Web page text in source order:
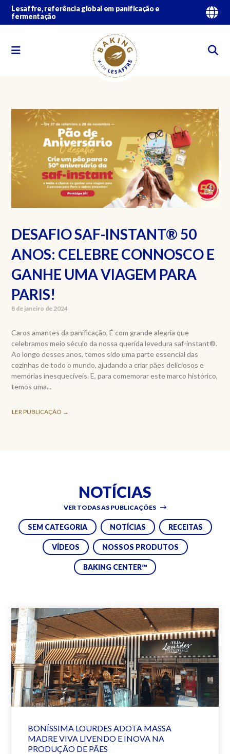
Lesaffre, referência global em panificação e
fermentação
DESAFIO SAF-INSTANT® 50
ANOS: CELEBRE CONNOSCO E
GANHE UMA VIAGEM PARA
PARIS!
8 de janeiro de 2024
Caros amantes da panificação, É com grande alegria que
celebramos meio século da nossa querida levedura saf-instant®.
Ao longo desses anos, temos sido uma parte essencial das
cozinhas de todo o mundo, ajudando a criar pães deliciosos e
memórias inesquecíveis. E, para comemorar este marco histórico,
temos uma...
LER PUBLICAÇÃO →
NOTÍCIAS
VER TODAS AS PUBLICAÇÕES
SEM CATEGORIA NOTÍCIAS RECEITAS
VÍDEOS NOSSOS PRODUTOS
BAKING CENTER™
BONÍSSIMA LOURDES ADOTA MASSA
MADRE VIVA LIVENDO E INOVA NA
PRODUÇÃO DE PÃES